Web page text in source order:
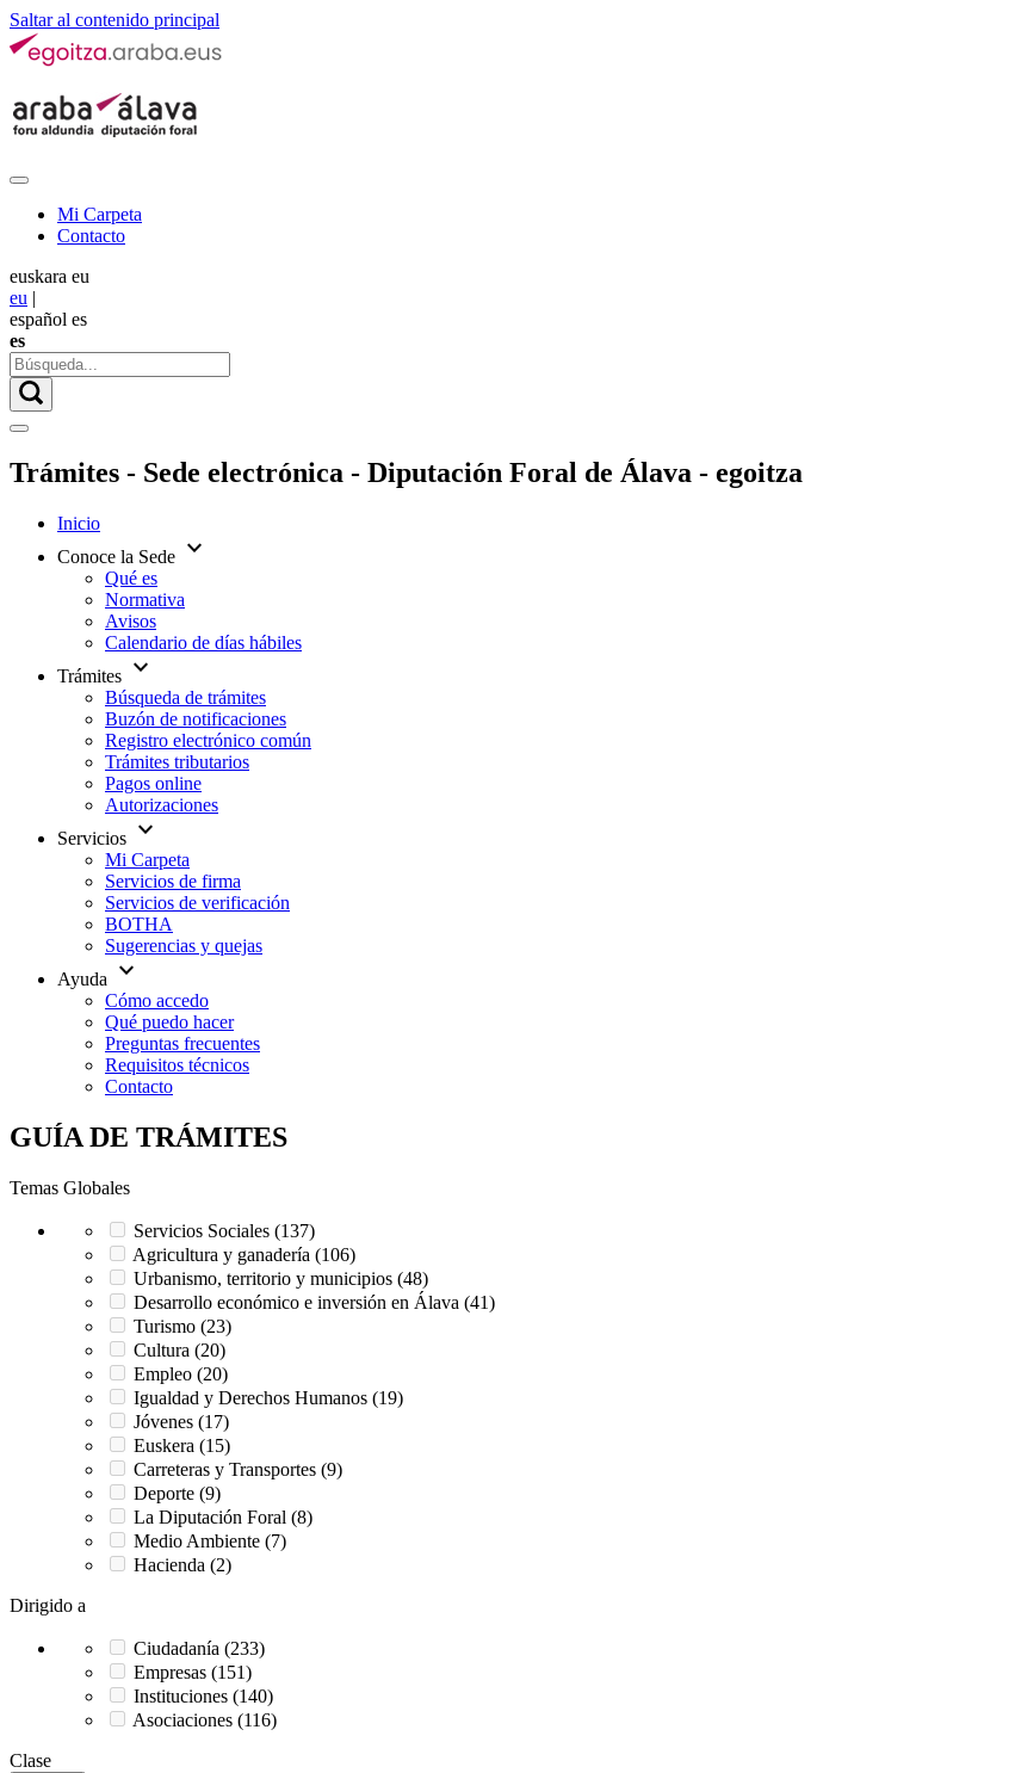
Saltar al contenido principal
Mi Carpeta
Contacto
euskara eu
eu |
español es
es
Trámites - Sede electrónica - Diputación Foral de Álava - egoitza
Inicio
Conoce la Sede expand_more
Qué es
Normativa
Avisos
Calendario de días hábiles
Trámites expand_more
Búsqueda de trámites
Buzón de notificaciones
Registro electrónico común
Trámites tributarios
Pagos online
Autorizaciones
Servicios expand_more
Mi Carpeta
Servicios de firma
Servicios de verificación
BOTHA
Sugerencias y quejas
Ayuda
expand_more
Cómo accedo
Qué puedo hacer
Preguntas frecuentes
Requisitos técnicos
Contacto
GUÍA DE TRÁMITES
Temas Globales
Servicios Sociales (137)
Agricultura y ganadería (106)
Urbanismo, territorio y municipios (48)
Desarrollo económico e inversión en Álava (41)
Turismo (23)
Cultura (20)
Empleo (20)
Igualdad y Derechos Humanos (19)
Jóvenes (17)
Euskera (15)
Carreteras y Transportes (9)
Deporte (9)
La Diputación Foral (8)
Medio Ambiente (7)
Hacienda (2)
Dirigido a
Ciudadanía (233)
Empresas (151)
Instituciones (140)
Asociaciones (116)
Clase